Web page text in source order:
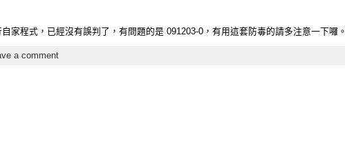
家程式，已經沒有誤判了，有問題的是 091203-0，有用這套防毒的請多注意一下囉。
a comment